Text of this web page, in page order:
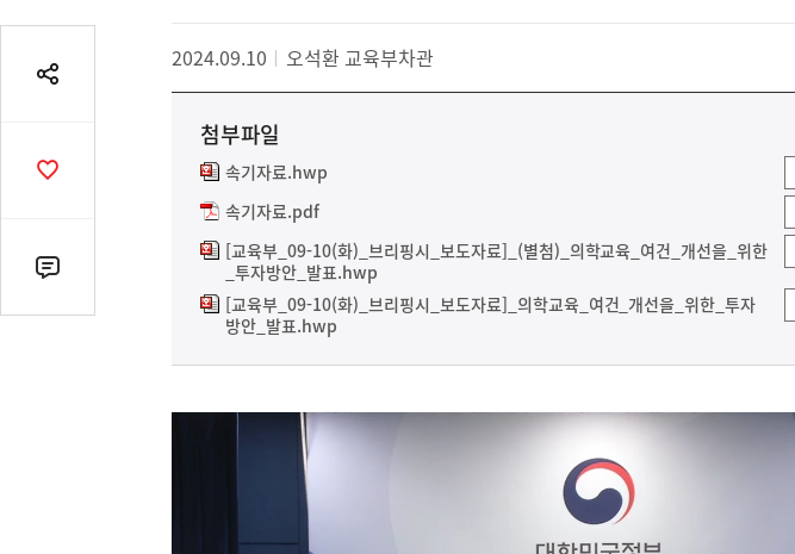
동
경
로
영
역공
기
공
댓
글
2024.09.10 오석환 교육부차관
첨부파일
속기자료.hwp
속기자료.pdf
[교육부_09-10(화)_브리핑시_보도자료]_(별첨)_의학교육_여건_개선을_위한
_투자방안_발표.hwp
[교육부_09-10(화)_브리핑시_보도자료]_의학교육_여건_개선을_위한_투자
방안_발표.hwp